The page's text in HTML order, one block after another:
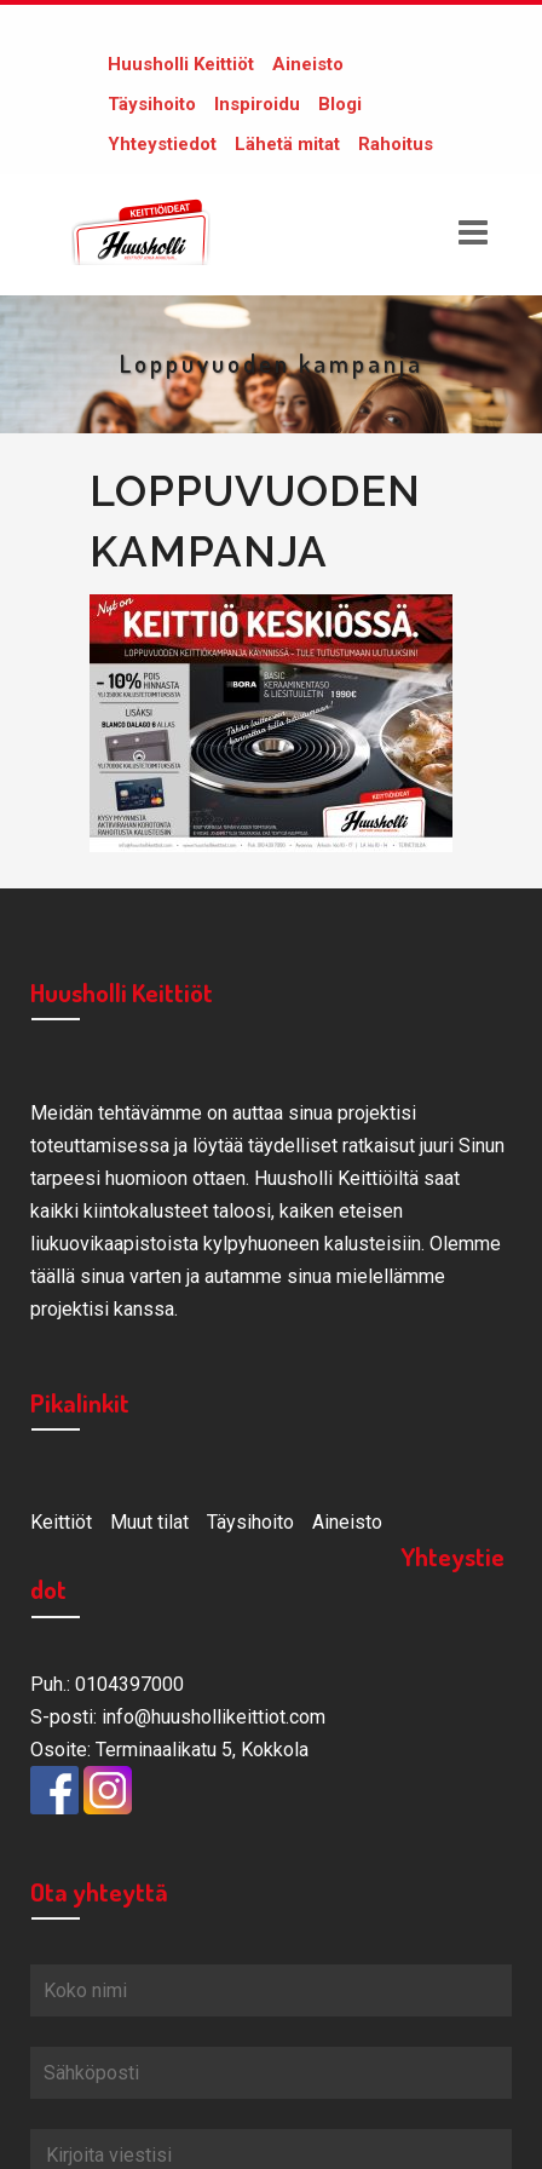
Huusholli Keittiöt
Aineisto
Täysihoito
Inspiroidu
Blogi
Yhteystiedot
Lähetä mitat Rahoitus
Loppuvuoden kampanja
LOPPUVUODEN
KAMPANJA
Huusholli Keittiöt
Meidän tehtävämme on auttaa sinua projektisi
toteuttamisessa ja löytää täydelliset ratkaisut juuri Sinun
tarpeesi huomioon ottaen. Huusholli Keittiöiltä saat
kaikki kiintokalusteet taloosi, kaiken eteisen
liukuovikaapistoista kylpyhuoneen kalusteisiin. Olemme
täällä sinua varten ja autamme sinua mielellämme
projektisi kanssa.
Pikalinkit
Keittiöt Muut tilat Täysihoito Aineisto
Yhteystie
dot
Puh.: 0104397000
S-posti: info@huushollikeittiot.com
Osoite: Terminaalikatu 5, Kokkola
Ota yhteyttä